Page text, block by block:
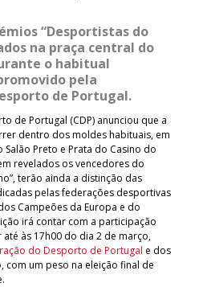
“Desportistas do
na praça central do
o habitual
pela
de Portugal.
de Portugal (CDP) anunciou que a
dentro dos moldes habituais, em
Preto e Prata do Casino do
revelados os vencedores do
terão ainda a distinção das
pelas federações desportivas
Campeões da Europa e do
irá contar com a participação
às 17h00 do dia 2 de março,
do Desporto de Portugal e dos
com um peso na eleição final de